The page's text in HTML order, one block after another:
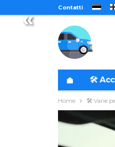
« Contatti
🛠️
Home 🛠️ Varie